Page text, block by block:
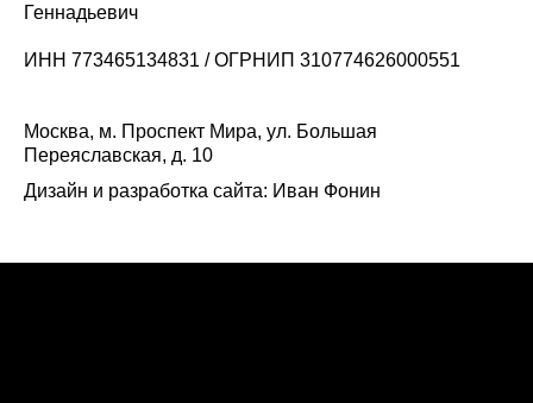
Геннадьевич
ИНН 773465134831 / ОГРНИП 310774626000551
Москва, м. Проспект Мира, ул. Большая
Переяславская, д. 10
Дизайн и разработка сайта: Иван Фонин